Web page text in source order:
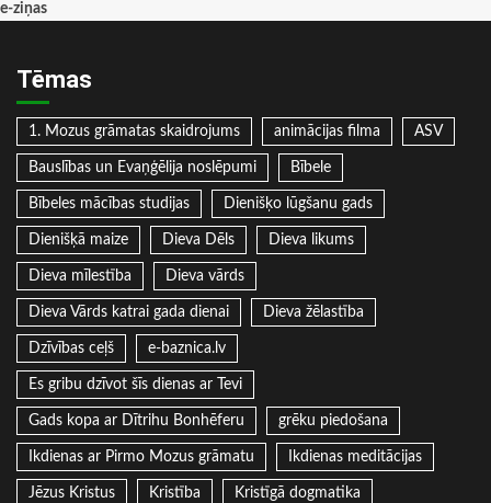
e-ziņas
Tēmas
1. Mozus grāmatas skaidrojums animācijas filma ASV
Bauslības un Evaņģēlija noslēpumi Bībele
Bībeles mācības studijas Dienišķo lūgšanu gads
Dienišķā maize Dieva Dēls Dieva likums
Dieva mīlestība Dieva vārds
Dieva Vārds katrai gada dienai Dieva žēlastība
Dzīvības ceļš e-baznica.lv
Es gribu dzīvot šīs dienas ar Tevi
Gads kopa ar Dītrihu Bonhēferu grēku piedošana
Ikdienas ar Pirmo Mozus grāmatu Ikdienas meditācijas
Jēzus Kristus Kristība Kristīgā dogmatika